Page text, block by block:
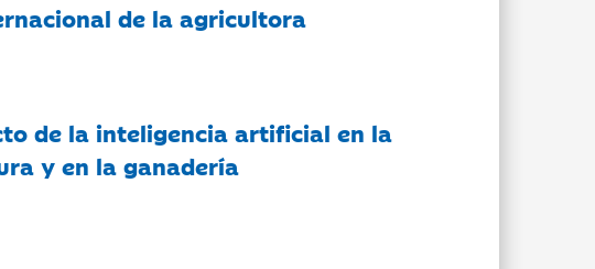
de la agricultora
de la inteligencia artificial en la
y en la ganadería